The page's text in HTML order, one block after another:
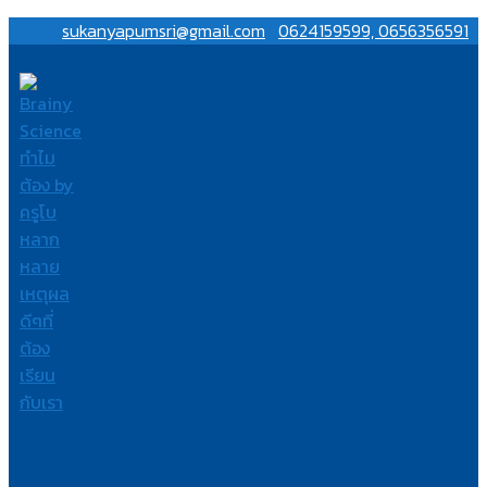
sukanyapumsri@gmail.com 0624159599, 0656356591